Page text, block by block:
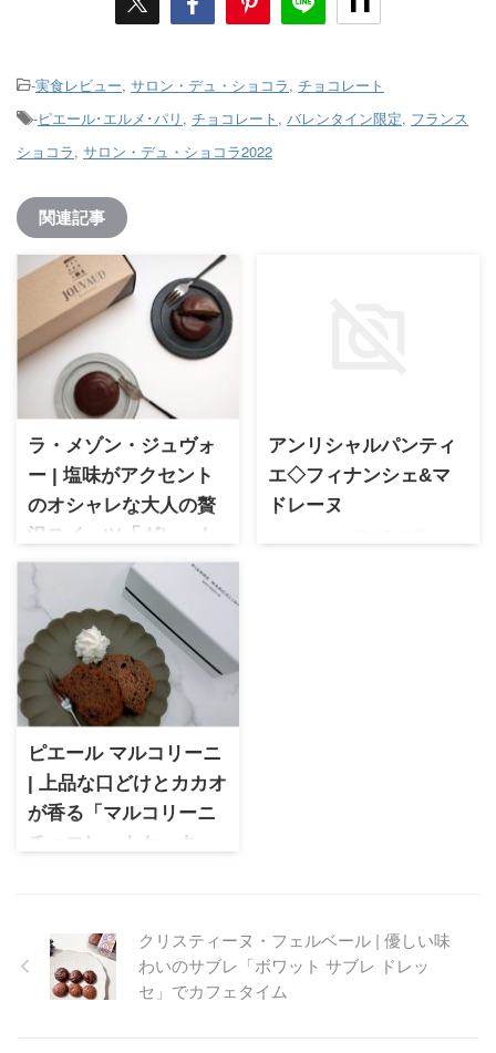
-実食レビュー, サロン・デュ・ショコラ, チョコレート
-ピエール･エルメ･パリ , チョコレート , バレンタイン限定, フランス
ショコラ, サロン・デュ・ショコラ2022
関連記事
ラ・メゾン・ジュヴォ
ー | 塩味がアクセント
のオシャレな大人の贅
沢スイーツ「ガレット
ブルトンヌショコラ」
ラ・メゾン・ジュヴォーの
「ガレットブルトンヌショコ
ラ」を実食レビュー。濃厚シ
ョコラに塩味がアクセントと
なる大人の贅沢焼き菓子でカ
フェタイムを満喫。
アンリシャルパンティ
エ◇フィナンシェ&マ
ドレーヌ
ピエール マルコリーニ
| 上品な口どけとカカオ
が香る「マルコリーニ
チョコレートケーキ」
キ」をお取り寄せレビュー。
上品なカカオの香りとしっと
りとした口どけが魅力のチョ
クリスティーヌ・フェルベール | 優しい味
わいのサブレ「ボワット サブレ ドレッ
セ」でカフェタイム